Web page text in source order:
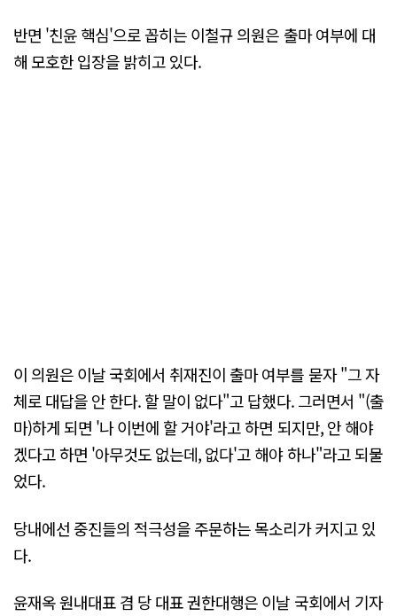
반면 '친윤 핵심'으로 꼽히는 이철규 의원은 출마 여부에 대
해 모호한 입장을 밝히고 있다.
이 의원은 이날 국회에서 취재진이 출마 여부를 묻자 "그 자
체로 대답을 안 한다. 할 말이 없다"고 답했다. 그러면서 "(출
마)하게 되면 '나 이번에 할 거야'라고 하면 되지만, 안 해야
겠다고 하면 '아무것도 없는데, 없다'고 해야 하나"라고 되물
었다.
당내에선 중진들의 적극성을 주문하는 목소리가 커지고 있
다.
윤재옥 원내대표 겸 당 대표 권한대행은 이날 국회에서 기자